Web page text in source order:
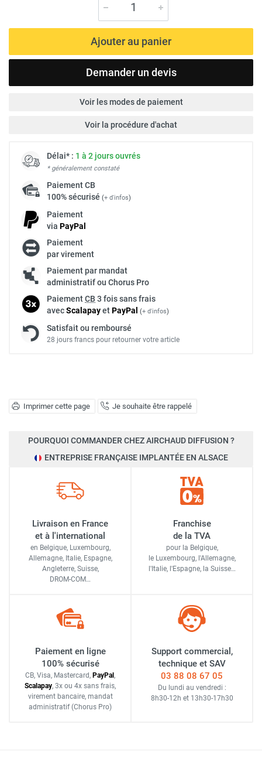
Imprimer cette page Je souhaite être rappelé
Ajouter au panier
Demander un devis
Voir les modes de paiement
Voir la procédure d'achat
Délai* : 1 à 2 jours ouvrés
* généralement constaté
PaiementCB
100% sécurisé (+ d'infos)
Paiement
via PayPal
Paiement
par virement
Paiement par mandat
administratif ou Chorus Pro
PaiementCB 3 fois sans frais
avecScalapayetPayPal (+ d'infos)
Satisfait ou remboursé
28 jours francs pour retourner votre article
POURQUOI COMMANDER CHEZ AIRCHAUD DIFFUSION ?
ENTREPRISE FRANÇAISE IMPLANTÉE EN ALSACE
Livraison en France
et à l'international
en Belgique, Luxembourg,
Allemagne, Italie, Espagne,
Angleterre, Suisse,
DROM-COM…
Franchise
de la TVA
pour la Belgique,
le Luxembourg, l'Allemagne,
l'Italie, l'Espagne, la Suisse…
Paiement en ligne
100% sécurisé
CB, Visa, Mastercard, PayPal ,
Scalapay, 3x ou 4x sans frais,
virement bancaire, mandat
administratif (Chorus Pro)
Support commercial,
technique et SAV
03 88 08 67 05
Du lundi au vendredi :
8h30-12h et 13h30-17h30